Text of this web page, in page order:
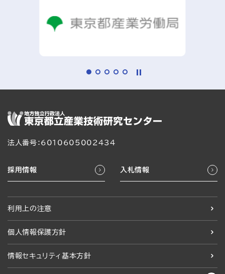
法人番号：6010605002434
採用情報 入札情報
利用上の注意
個人情報保護方針
情報セキュリティ基本方針